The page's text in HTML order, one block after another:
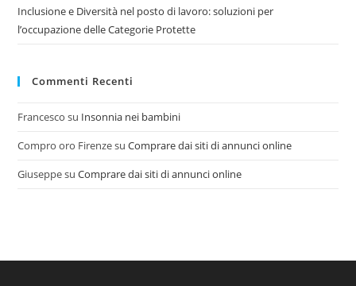
Inclusione e Diversità nel posto di lavoro: soluzioni per
l’occupazione delle Categorie Protette
Commenti Recenti
Francesco su Insonnia nei bambini
Compro oro FirenzesuComprare dai siti di annunci online
GiuseppesuComprare dai siti di annunci online